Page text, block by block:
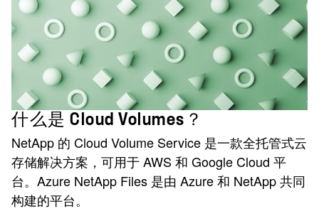
什么是 Cloud Volumes？
NetApp 的 Cloud Volume Service 是一款全托管式云
存储解决方案，可用于 AWS 和 Google Cloud 平
台。Azure NetApp Files 是由 Azure 和 NetApp 共同
构建的平台。